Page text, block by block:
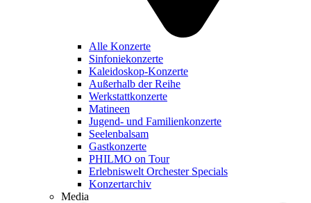
Alle Konzerte
Sinfoniekonzerte
Kaleidoskop-Konzerte
Außerhalb der Reihe
Werkstattkonzerte
Matineen
Jugend- und Familienkonzerte
Seelenbalsam
Gastkonzerte
PHILMO on Tour
Erlebniswelt Orchester Specials
Konzertarchiv
Media